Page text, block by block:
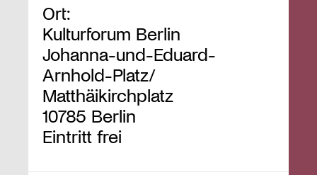
Ort:
Kulturforum Berlin
Johanna-und-Eduard-
Arnhold-Platz/
Matthäikirchplatz
10785 Berlin
Eintritt frei